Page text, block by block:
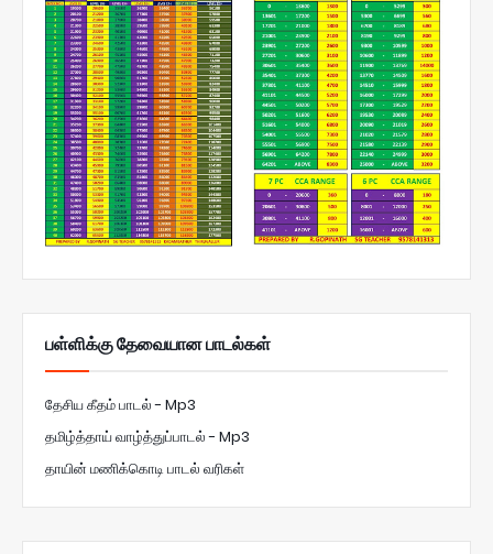
பள்ளிக்கு தேவையான பாடல்கள்
தேசிய கீதம் பாடல் - Mp3
தமிழ்த்தாய் வாழ்த்துப்பாடல் - Mp3
தாயின் மணிக்கொடி பாடல் வரிகள்